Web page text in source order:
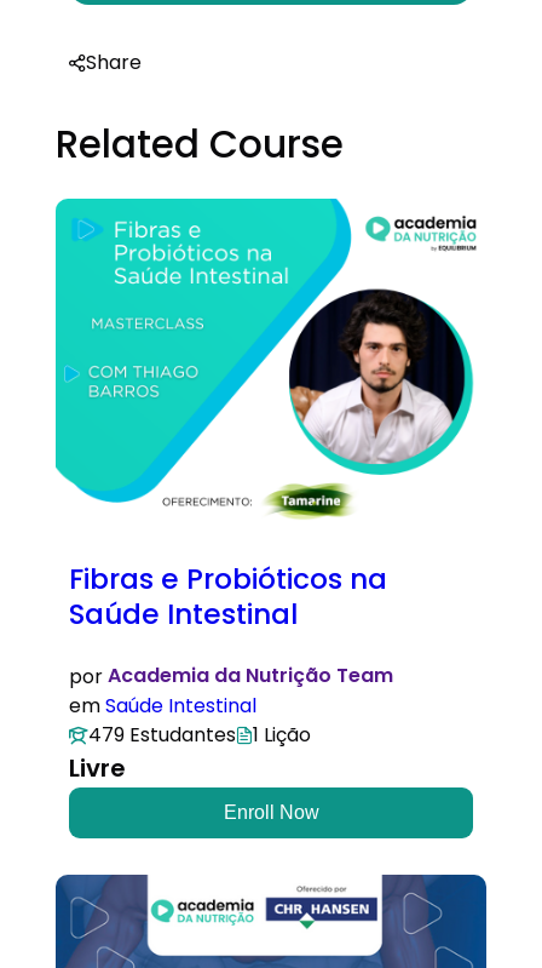
Share
Related Course
Fibras e Probióticos na
Saúde Intestinal
porAcademia da Nutrição Team
emSaúde Intestinal
479 Estudantes
1 Lição
Livre
Enroll Now